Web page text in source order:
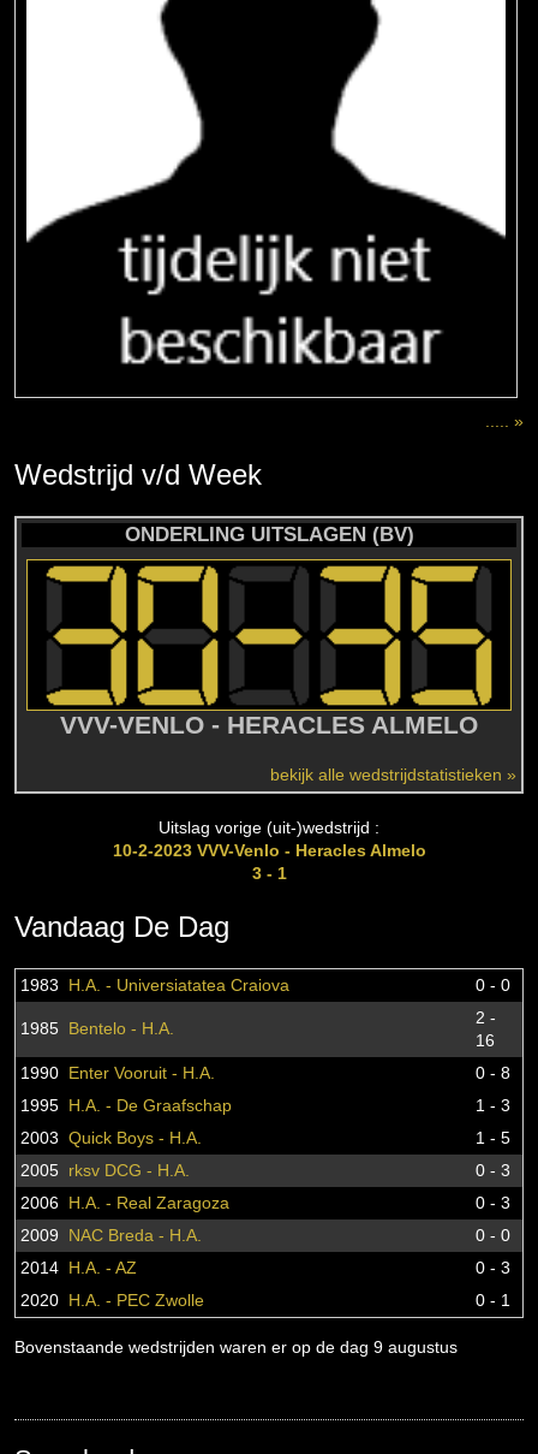
..... »
Wedstrijd v/d Week
ONDERLING UITSLAGEN (BV)
VVV-VENLO - HERACLES ALMELO
bekijk alle wedstrijdstatistieken »
Uitslag vorige (uit-)wedstrijd :
10-2-2023 VVV-Venlo - Heracles Almelo
3 - 1
Vandaag De Dag
1983 H.A. - Universiatatea Craiova 0 - 0
1985 Bentelo - H.A.
2 -
16
1990 Enter Vooruit - H.A.
0 - 8
1995 H.A. - De Graafschap
1 - 3
2003 Quick Boys - H.A.
1 - 5
2005 rksv DCG - H.A.
0 - 3
2006 H.A. - Real Zaragoza
0 - 3
2009
NAC Breda - H.A.
0 - 0
2014 H.A. - AZ
0 - 3
2020 H.A. - PEC Zwolle 0 - 1
Bovenstaande wedstrijden waren er op de dag 9 augustus